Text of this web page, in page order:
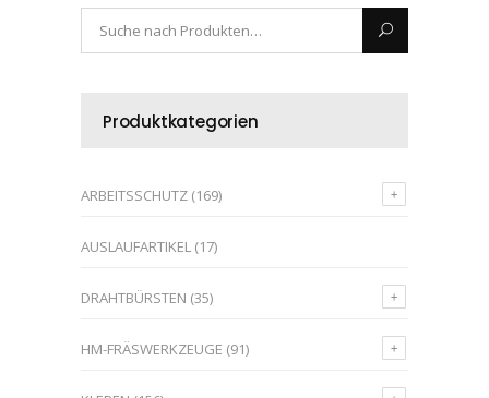
Produktkategorien
ARBEITSSCHUTZ (169)
AUSLAUFARTIKEL (17)
DRAHTBÜRSTEN (35)
HM-FRÄSWERKZEUGE (91)